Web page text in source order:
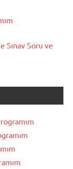
Sınav Soru ve